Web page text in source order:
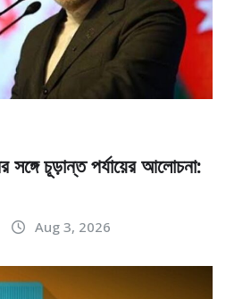
সঙ্গে চূড়ান্ত পর্যায়ের আলোচনা:
Aug 3, 2026